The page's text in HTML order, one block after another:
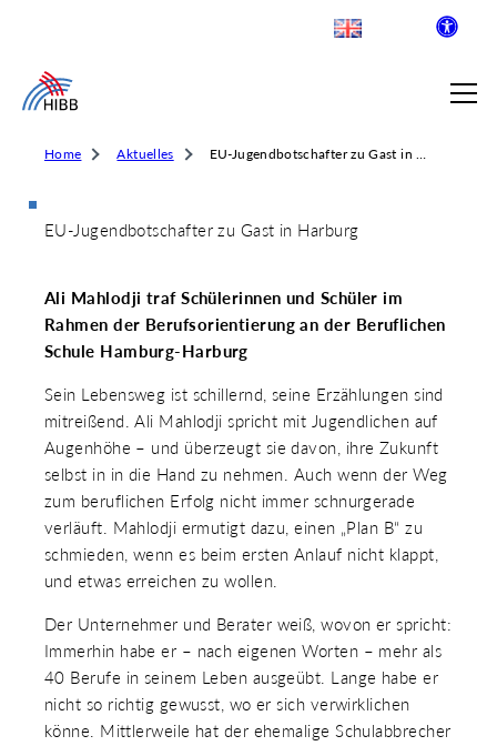
INSTITUT FÜR BERUFLICHE
SCHULEN
& ABSCHLÜSSE
& RECHT
PUBLIKATIONEN/TERMINE
Home Aktuelles EU-Jugendbotschafter zu Gast in Harburg
EU-Jugendbotschafter zu Gast in Harburg
Ali Mahlodji traf Schülerinnen und Schüler im
Rahmen der Berufsorientierung an der Beruflichen
Schule Hamburg-Harburg
Sein Lebensweg ist schillernd, seine Erzählungen sind
mitreißend. Ali Mahlodji spricht mit Jugendlichen auf
Augenhöhe – und überzeugt sie davon, ihre Zukunft
selbst in in die Hand zu nehmen. Auch wenn der Weg
zum beruflichen Erfolg nicht immer schnurgerade
verläuft. Mahlodji ermutigt dazu, einen „Plan B“ zu
schmieden, wenn es beim ersten Anlauf nicht klappt,
und etwas erreichen zu wollen.
Der Unternehmer und Berater weiß, wovon er spricht:
Immerhin habe er – nach eigenen Worten – mehr als
40 Berufe in seinem Leben ausgeübt. Lange habe er
nicht so richtig gewusst, wo er sich verwirklichen
könne. Mittlerweile hat der ehemalige Schulabbrecher